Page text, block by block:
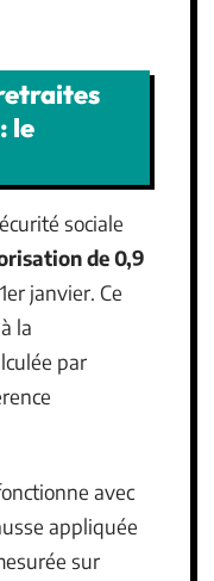
le
sociale
de 0,9
janvier. Ce
la
par
avec
appliquée
sur